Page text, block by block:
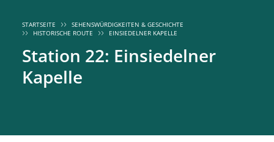
STARTSEITE
SEHENSWÜRDIGKEITEN & GESCHICHTE
HISTORISCHE ROUTE
EINSIEDELNER KAPELLE
Station 22: Einsiedelner
Kapelle